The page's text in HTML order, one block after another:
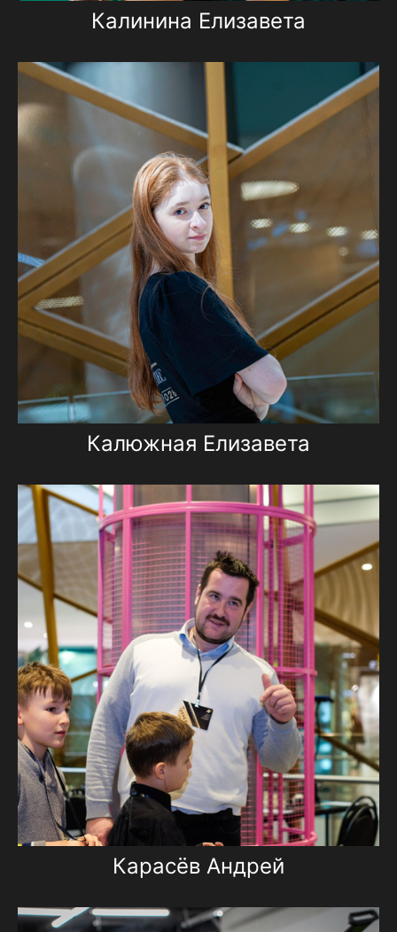
Калинина Елизавета
Калюжная Елизавета
Карасёв Андрей